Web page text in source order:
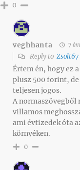
0
veghhanta 7
Reply to Zsolt67
Értem én, hogy ez
plusz 500 forint, de
teljesen jogos.
A normaszövegből
villamos
ami évtizedek óta
környéken.
0